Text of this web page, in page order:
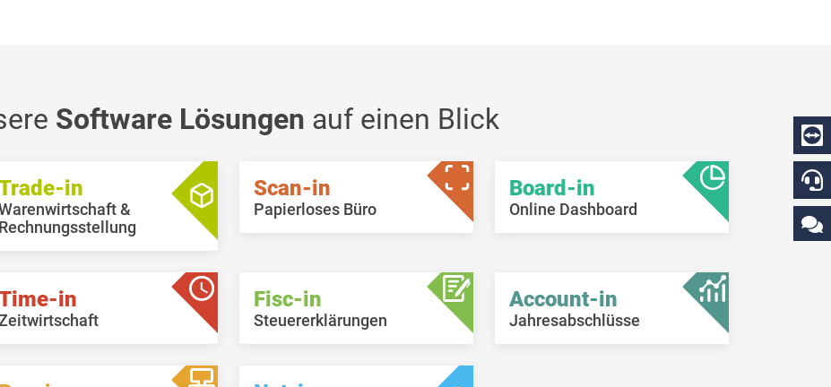
Software Lösungen auf einen Blick
in
&
Rechnungsstellung
Scan-in
Papierloses Büro
Board-in
Online Dashboard
in Fisc-in
Steuererklärungen
Account-in
Jahresabschlüsse